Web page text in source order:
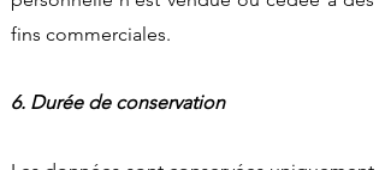
fins commerciales.
6. Durée de conservation